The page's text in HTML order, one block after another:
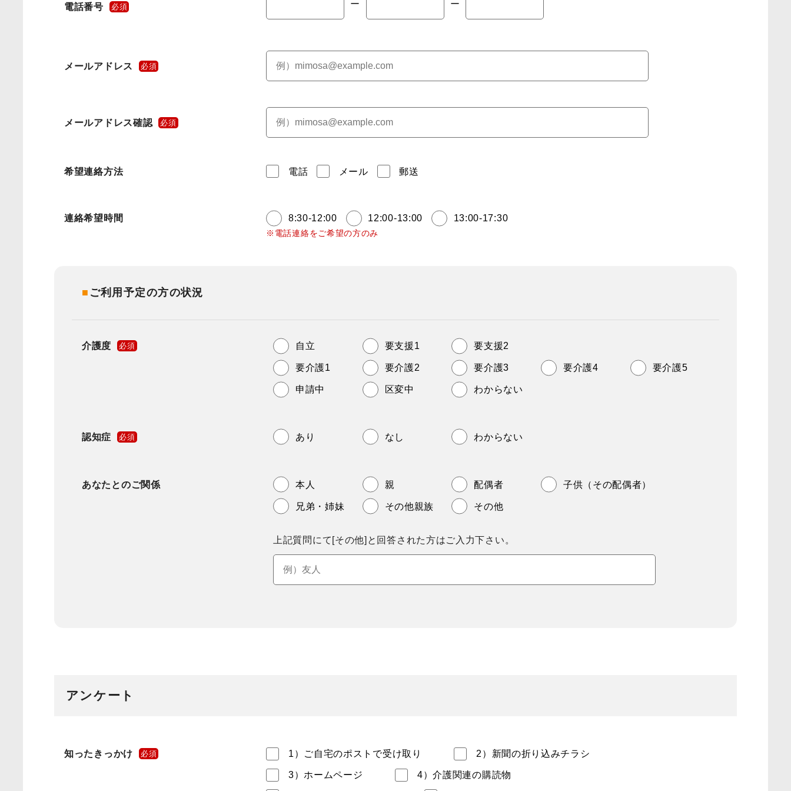
電話番号 必須 ー ー
メールアドレス 必須
メールアドレス確認 必須
希望連絡方法 電話 メール 郵送
連絡希望時間 8:30-12:00 12:00-13:00 13:00-17:30
※電話連絡をご希望の方のみ
■ ご利用予定の方の状況
介護度 必須 自立 要支援1 要支援2
要介護1 要介護2 要介護3 要介護4 要介護5
申請中 区変中 わからない
認知症 必須 あり なし わからない
あなたとのご関係 本人 親 配偶者 子供（その配偶者）
兄弟・姉妹 その他親族 その他
上記質問にて[その他]と回答された方はご入力下さい。
アンケート
知ったきっかけ 必須 1）ご自宅のポストで受け取り 2）新聞の折り込みチラシ
3）ホームページ 4）介護関連の購読物